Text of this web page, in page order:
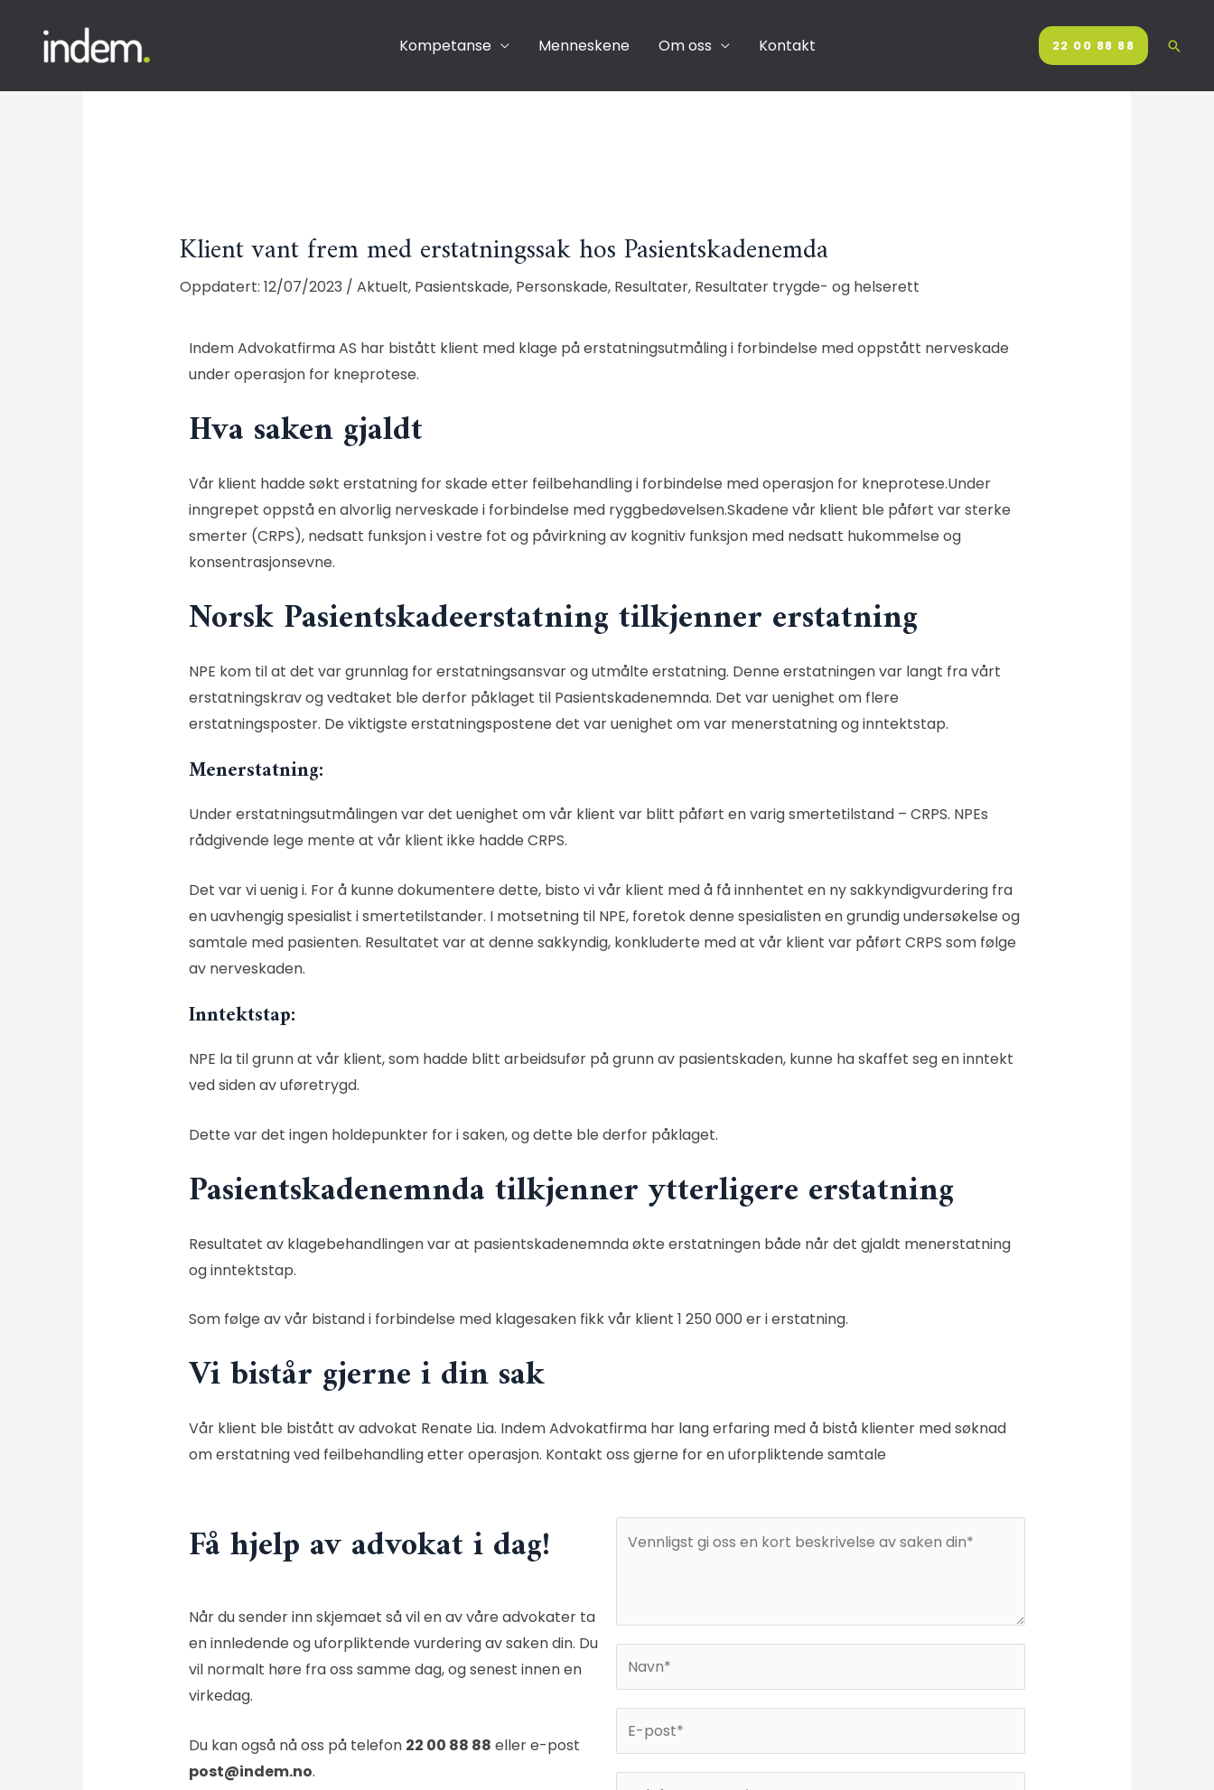
Kompetanse Menneskene Om oss Kontakt 22 00 88 88
Klient vant frem med erstatningssak hos Pasientskadenemda
12/07/2023 / Aktuelt, Pasientskade, Personskade, Resultater, Resultater trygde- og helserett
Indem Advokatfirma AS har bistått klient med klage på erstatningsutmåling i forbindelse med oppstått nerveskade
under operasjon for kneprotese.
Hva saken gjaldt
Vår klient hadde søkt erstatning for skade etter feilbehandling i forbindelse med operasjon for kneprotese.Under
inngrepet oppstå en alvorlig nerveskade i forbindelse med ryggbedøvelsen.Skadene vår klient ble påført var sterke
smerter (CRPS), nedsatt funksjon i vestre fot og påvirkning av kognitiv funksjon med nedsatt hukommelse og
konsentrasjonsevne.
Norsk Pasientskadeerstatning tilkjenner erstatning
NPE kom til at det var grunnlag for erstatningsansvar og utmålte erstatning. Denne erstatningen var langt fra vårt
erstatningskrav og vedtaket ble derfor påklaget til Pasientskadenemnda. Det var uenighet om flere
erstatningsposter. De viktigste erstatningspostene det var uenighet om var menerstatning og inntektstap.
Menerstatning:
Under erstatningsutmålingen var det uenighet om vår klient var blitt påført en varig smertetilstand – CRPS. NPEs
rådgivende lege mente at vår klient ikke hadde CRPS.
Det var vi uenig i. For å kunne dokumentere dette, bisto vi vår klient med å få innhentet en ny sakkyndigvurdering fra
en uavhengig spesialist i smertetilstander. I motsetning til NPE, foretok denne spesialisten en grundig undersøkelse og
samtale med pasienten. Resultatet var at denne sakkyndig, konkluderte med at vår klient var påført CRPS som følge
av nerveskaden.
Inntektstap:
NPE la til grunn at vår klient, som hadde blitt arbeidsufør på grunn av pasientskaden, kunne ha skaffet seg en inntekt
ved siden av uføretrygd.
Dette var det ingen holdepunkter for i saken, og dette ble derfor påklaget.
Pasientskadenemnda tilkjenner ytterligere erstatning
Resultatet av klagebehandlingen var at pasientskadenemndaøkte erstatningen både når det gjaldt menerstatning
og inntektstap.
Som følge av vår bistand i forbindelse med klagesaken fikk vår klient 1 250 000 er i erstatning.
Vi bistår gjerne i din sak
Vår klient ble bistått avadvokat Renate Lia. Indem Advokatfirmahar lang erfaring med å bistå klienter med søknad
om erstatning ved feilbehandling etter operasjon. Kontakt oss gjerne for en uforpliktende samtale
Få hjelp av advokat i dag!
Når du sender inn skjemaet så vil en av våre advokater ta
en innledende og uforpliktende vurdering av saken din. Du
vil normalt høre fra oss samme dag, og senest innen en
virkedag.
Du kan også nå oss på telefon 22 00 88 88 eller e-post
post@indem.no.